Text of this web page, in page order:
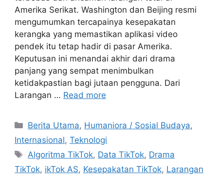
Amerika Serikat. Washington dan Beijing resmi
mengumumkan tercapainya kesepakatan
kerangka yang memastikan aplikasi video
pendek itu tetap hadir di pasar Amerika.
Keputusan ini menandai akhir dari drama
panjang yang sempat menimbulkan
ketidakpastian bagi jutaan pengguna. Dari
Larangan … Read more
C
a
e
g
Berita Utama, Humaniora / Sosial Budaya,
Internasional, Teknologi
T
a
Algoritma TikTok, Data TikTok, Drama
TikTok, ikTok AS, Kesepakatan TikTok, Larangan